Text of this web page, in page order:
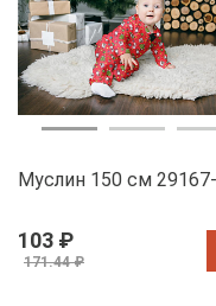
Муслин 150 см
103 ₽
171.44 ₽